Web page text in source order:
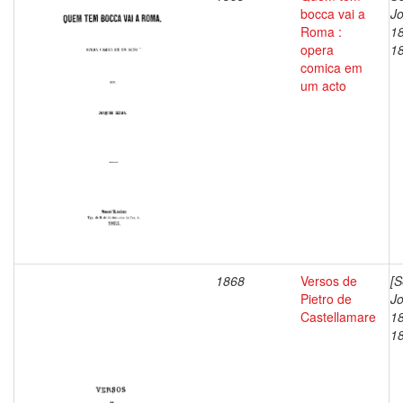
bocca vai a
Roma :
opera
comica em
um acto
1868
Versos de
Pietro de
Castellamare